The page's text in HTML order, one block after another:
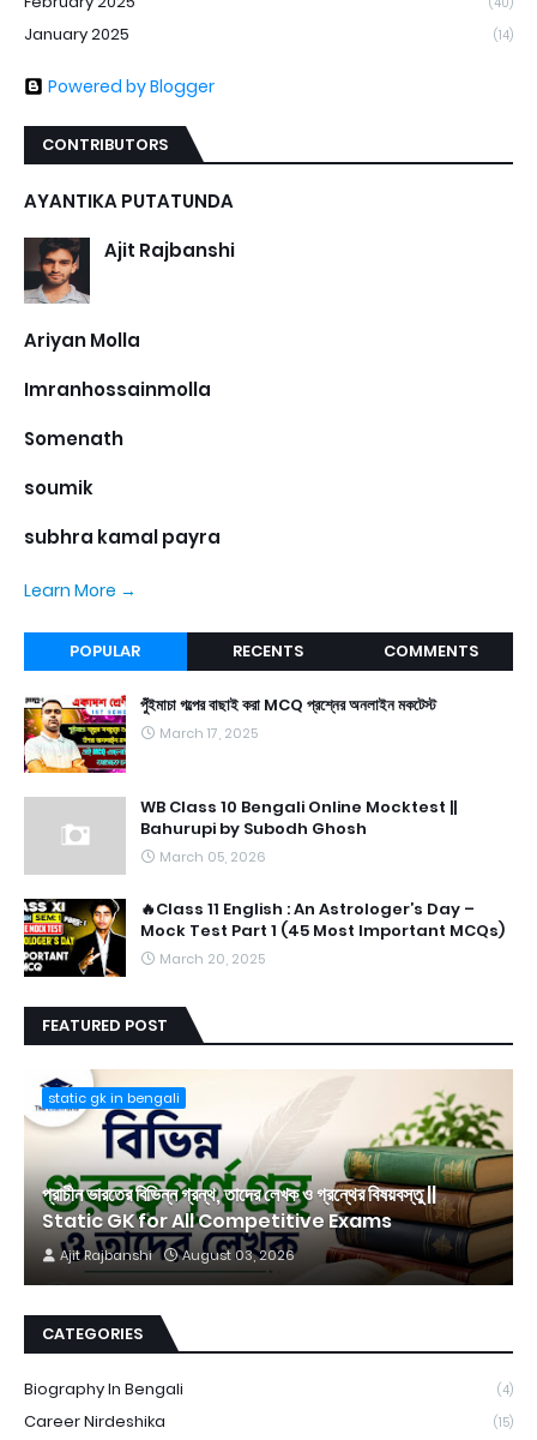
January 2025 (14)
Powered by Blogger
CONTRIBUTORS
AYANTIKA PUTATUNDA
Ajit Rajbanshi
Ariyan Molla
Imranhossainmolla
Somenath
soumik
subhra kamal payra
Learn More →
POPULAR RECENTS COMMENTS
পুঁইমাচা গল্পের বাছাই করা MCQ প্রশ্নের অনলাইন মকটেস্ট
March 17, 2025
WB Class 10 Bengali Online Mocktest ||
Bahurupi by Subodh Ghosh
March 05, 2026
🔥Class 11 English : An Astrologer’s Day –
Mock Test Part 1 (45 Most Important MCQs)
March 20, 2025
FEATURED POST
static gk in bengali
প্রাচীন ভারতের বিভিন্ন গ্রন্থ, তাদের লেখক ও গ্রন্থের বিষয়বস্তু ||
Static GK for All Competitive Exams
Ajit Rajbanshi August 03, 2026
CATEGORIES
Biography In Bengali (4)
Career Nirdeshika (15)